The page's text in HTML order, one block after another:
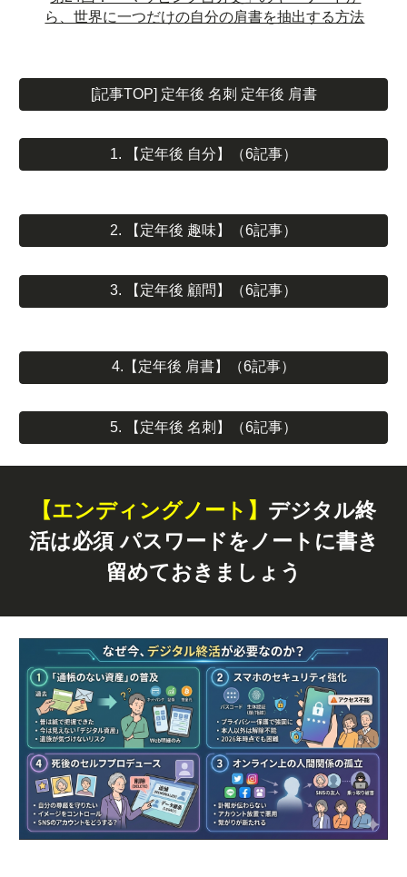
ら、世界に一つだけの自分の肩書を抽出する方法
[記事TOP] 定年後 名刺 定年後 肩書
1. 【定年後 自分】（6記事）
2. 【定年後 趣味】（6記事）
3. 【定年後 顧問】（6記事）
4.【定年後 肩書】（6記事）
5. 【定年後 名刺】（6記事）
【エンディングノート】 デジタル終
活は必須 パスワードをノートに書き
留めておきましょう